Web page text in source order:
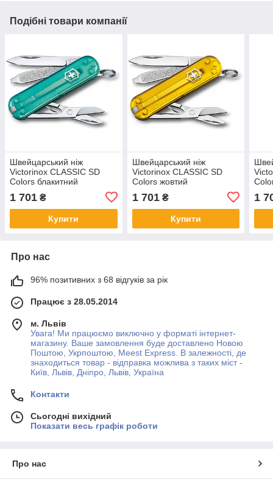
Подібні товари компанії
Швейцарський ніж
Victorinox CLASSIC SD
Colors блакитний
1 701 ₴
Купити
Швейцарський ніж
Victorinox CLASSIC SD
Colors жовтий
1 701₴
Купити
1
Про нас
96% позитивних з 68 відгуків за рік
Працює з 28.05.2014
м. Львів
Увага! Ми працюємо виключно у форматі інтернет-
магазину. Ваше замовлення буде доставлено Новою
Поштою, Укрпоштою, Meest Express. В залежності, де
знаходиться товар - відправка можлива з таких міст -
Київ, Львів, Дніпро, Львів, Україна
Контакти
Сьогодні вихідний
Показати весь графік роботи
Про нас